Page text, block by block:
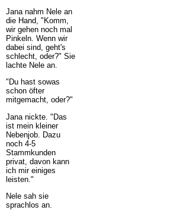
Jana nahm Nele an
die Hand, "Komm,
wir gehen noch mal
Pinkeln. Wenn wir
dabei sind, geht's
schlecht, oder?" Sie
lachte Nele an.
"Du hast sowas
schon öfter
mitgemacht, oder?"
Jana nickte. "Das
ist mein kleiner
Nebenjob. Dazu
noch 4-5
Stammkunden
privat, davon kann
ich mir einiges
leisten."
Nele sah sie
sprachlos an.